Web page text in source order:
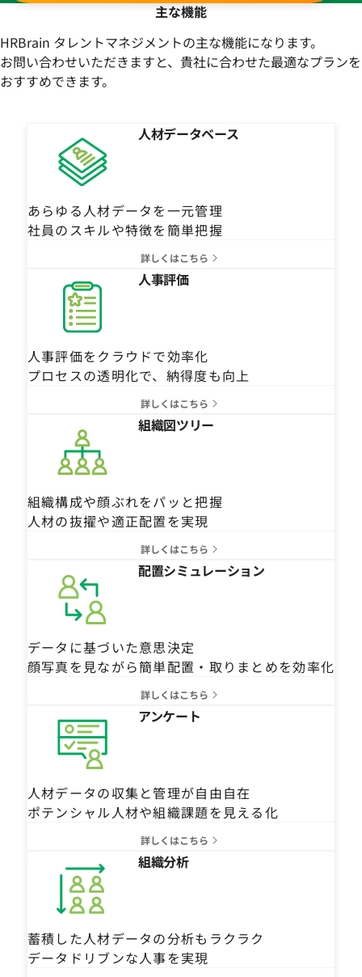
主な機能
HRBrain タレントマネジメントの主な機能になります。
お問い合わせいただきますと、貴社に合わせた最適なプランを
おすすめできます。
人材データベース
あらゆる人材データを一元管理
社員のスキルや特徴を簡単把握
詳しくはこちら
人事評価
人事評価をクラウドで効率化
プロセスの透明化で、納得度も向上
詳しくはこちら
組織図ツリー
組織構成や顔ぶれをパッと把握
人材の抜擢や適正配置を実現
詳しくはこちら
配置シミュレーション
データに基づいた意思決定
顔写真を見ながら簡単配置・取りまとめを効率化
詳しくはこちら
アンケート
人材データの収集と管理が自由自在
ポテンシャル人材や組織課題を見える化
詳しくはこちら
組織分析
蓄積した人材データの分析もラクラク
データドリブンな人事を実現